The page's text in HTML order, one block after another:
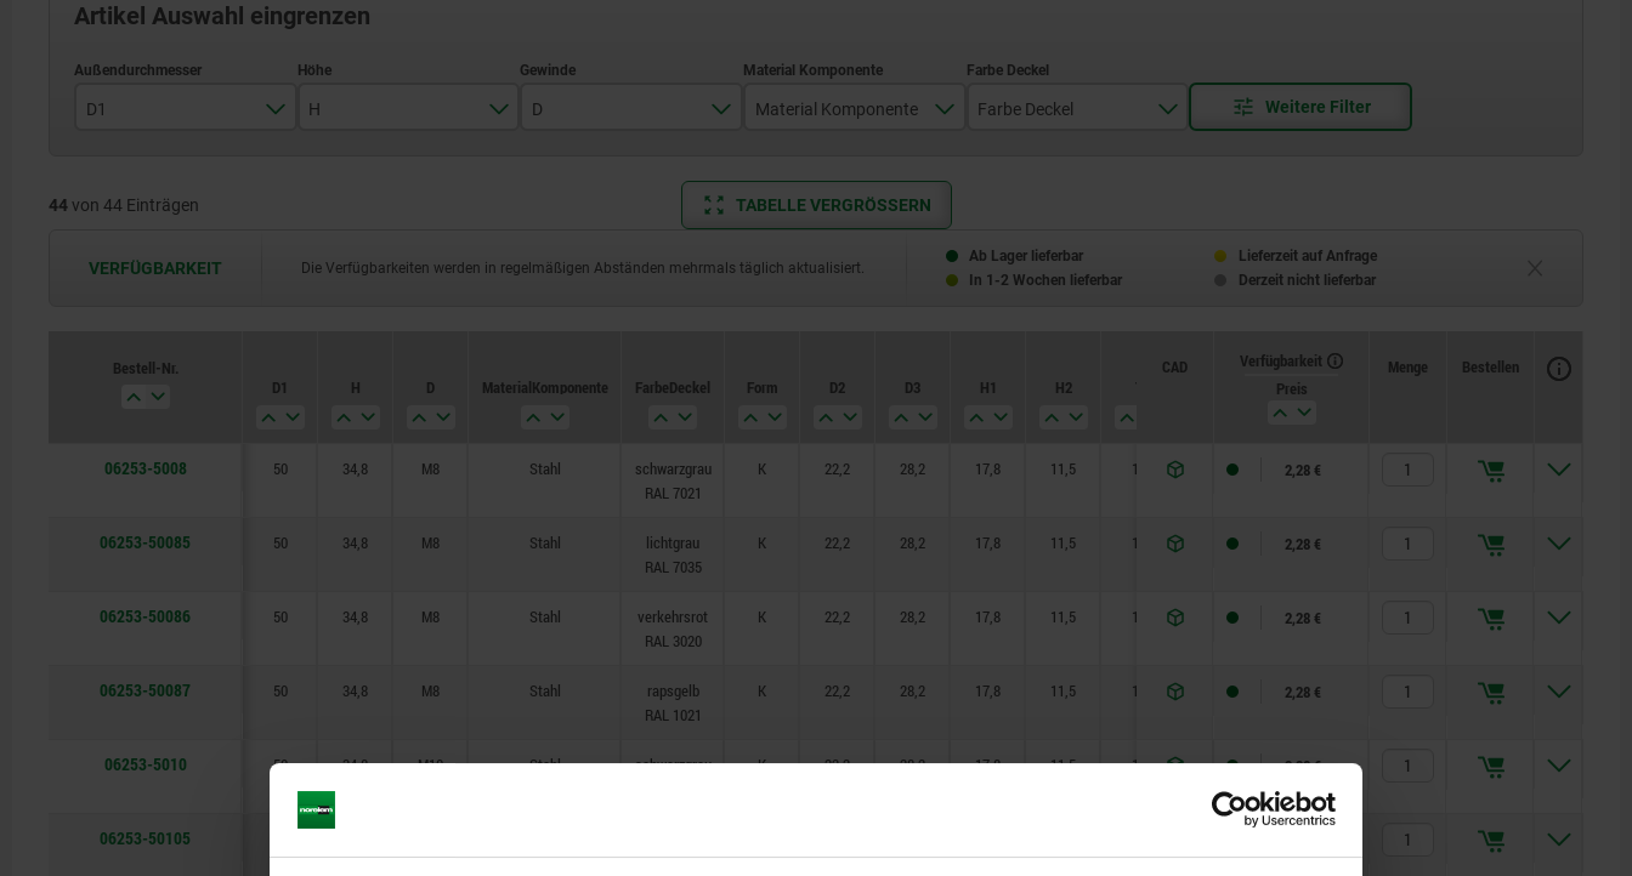
Artikel Auswahl eingrenzen
D1
63
H D Material Komponente
Stahl
Farbe Deckel
schwarzgrau RAL 7021
44von 44 Einträgen TABELLE VERGRÖSSERN
VERFÜGBARKEIT Die Verfügbarkeiten werden in regelmäßigen Abständen mehrmals täglich aktualisiert.
Ab Lager lieferbar
Lieferzeit auf Anfrage
In 1-2 Wochen lieferbar
Derzeit nicht lieferbar
Bestell-Nr.
D1
H D Material Komponente Farbe Deckel Form D2 D3 H1 H2 T
CAD
Verfügbarkeit
Preis
Menge Bestellen
06253-5008 50 34,8 M8 Stahl
schwarzgrau
RAL 7021
K 22,2 28,2 17,8 11,5 14 2,28 €
06253-50085 50 34,8 M8 Stahl
lichtgrau
RAL 7035
K 22,2 28,2 17,8 11,5 14 2,28 €
06253-50086 50 34,8 M8 Stahl
verkehrsrot
RAL 3020
K 22,2 28,2 17,8 11,5 14 2,28 €
06253-50087 50 34,8 M8 Stahl
rapsgelb
RAL 1021
K 22,2 28,2 17,8 11,5 14 2,28 €
06253-5010 50 34,8 M10 Stahl
schwarzgrau
K 22,2 28,2 17,8 11,5 14 2,28 €
06253-50105
RAL 7035